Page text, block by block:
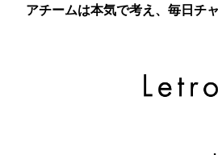
アチームは本気で考え、毎日チ